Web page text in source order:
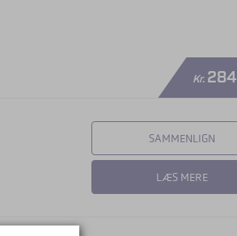
Kr. 284
SAMMENLIGN
LÆS MERE